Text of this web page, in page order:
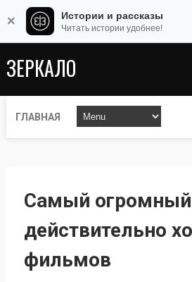
ЗЕРКАЛО
ГЛАВНАЯ
Самый огромный
действительно
фильмов
× Истории и рассказы
Читать истории удобнее!